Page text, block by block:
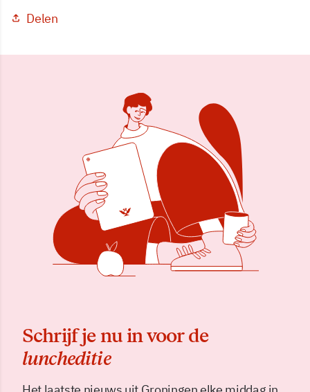
Delen
Schrijf je nu in voor de
luncheditie